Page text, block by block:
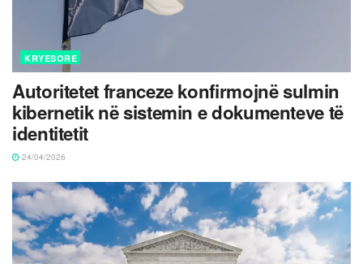
KRYESORE
Autoritetet franceze konfirmojnë sulmin
kibernetik në sistemin e dokumenteve të
identitetit
24/04/2026